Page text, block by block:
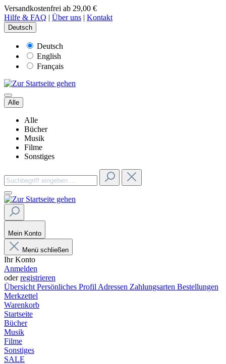
Versandkostenfrei ab 29,00 €
Hilfe & FAQ | Über uns | Kontakt
Deutsch
Deutsch
English
Français
Alle
Alle
Bücher
Musik
Filme
Sonstiges
Mein Konto
Menü schließen
Ihr Konto
Anmelden
oderregistrieren
Übersicht Persönliches Profil Adressen Zahlungsarten Bestellungen
Merkzettel
Warenkorb
Startseite
Bücher
Musik
Filme
Sonstiges
SALE